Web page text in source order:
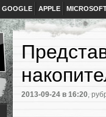
GOOGLE APPLE
2013-09-24 в 16:20,